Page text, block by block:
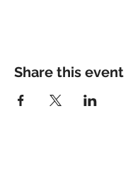
Share this event